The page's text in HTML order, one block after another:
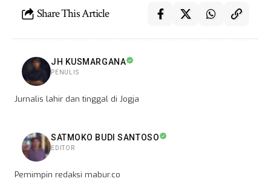
Share This Article
JH KUSMARGANA
PENULIS
Jurnalis lahir dan tinggal di Jogja
SATMOKO BUDI SANTOSO
EDITOR
Pemimpin redaksi mabur.co